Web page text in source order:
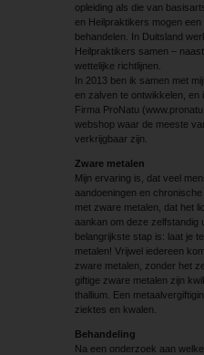
opleiding als die van
en Heilpraktikers mogen
behandelen. In Duitsland
Heilpraktikers samen –
wettelijke richtlijnen.
In 2013 ben ik samen met
en zalven te ontwikkelen, en
Firma ProNatu
webshop waar de meeste
verkrijgbaar zijn.
Zware metalen
Mijn ervaring is, dat veel
aandoeningen en
met zware metalen, dat het
aankan om deze zelfstandig
belangrijkste stap is: laat je
metalen! Vrijwel iedereen
zware metalen, zonder het
giftige zware metalen zijn
thallium. Een
ziektes en kwalen.
Behandeling
Na een onderzoek aan